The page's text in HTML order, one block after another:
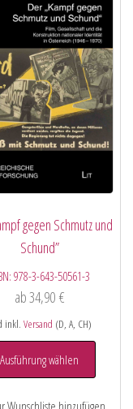
gegen Schmutz und
Schund”
978-3-643-50561-3
ab34,90 €
inkl. Versand (D, A, CH)
Ausführung wählen